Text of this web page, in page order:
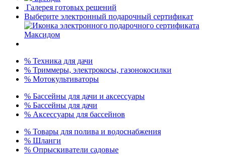
Галерея готовых решений
Выберите электронный подарочный сертификат
% Техника для дачи
% Триммеры, электрокосы, газонокосилки
% Мотокультиваторы
% Бассейны для дачи и аксессуары
% Бассейны для дачи
% Аксессуары для бассейнов
% Товары для полива и водоснабжения
% Шланги
% Опрыскиватели садовые